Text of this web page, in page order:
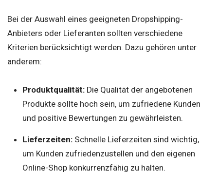
Bei der Auswahl eines geeigneten Dropshipping-
Anbieters oder Lieferanten sollten verschiedene
Kriterien berücksichtigt werden. Dazu gehören unter
anderem:
Produktqualität: Die Qualität der angebotenen
Produkte sollte hoch sein, um zufriedene Kunden
und positive Bewertungen zu gewährleisten.
Lieferzeiten: Schnelle Lieferzeiten sind wichtig,
um Kunden zufriedenzustellen und den eigenen
Online-Shop konkurrenzfähig zu halten.